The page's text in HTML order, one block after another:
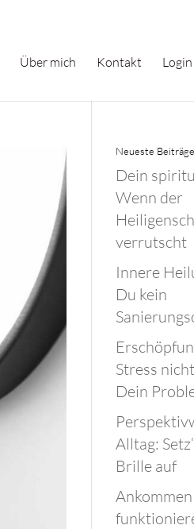
Über mich Kontakt Login
Neueste Beiträge
Dein
Wenn der
verrutscht
Innere
Du kein
Stress
Dein
Alltag:
Brille auf